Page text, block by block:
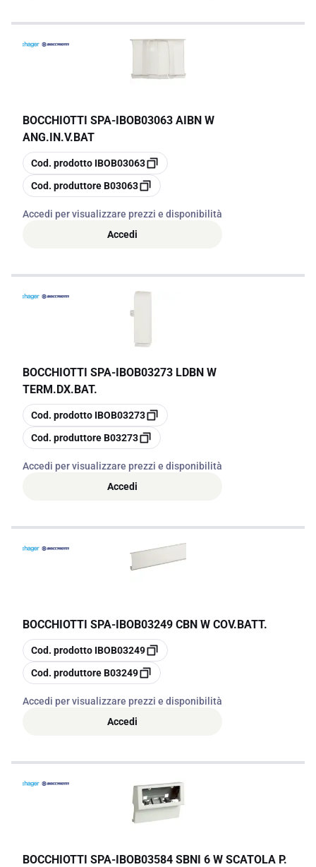
BOCCHIOTTI SPA-IBOB03063 AIBN W
ANG.IN.V.BAT
copia
Cod. prodotto IBOB03063
copia
Cod. produttoreB03063
Accedi per visualizzare prezzi e disponibilità
Accedi
BOCCHIOTTI SPA-IBOB03273 LDBN W
TERM.DX.BAT.
copia
Cod. prodotto IBOB03273
copia
Cod. produttoreB03273
Accedi per visualizzare prezzi e disponibilità
Accedi
BOCCHIOTTI SPA-IBOB03249 CBN W COV.BATT.
copia
Cod. prodotto IBOB03249
copia
Cod. produttoreB03249
Accedi per visualizzare prezzi e disponibilità
Accedi
BOCCHIOTTI SPA-IBOB03584 SBNI 6 W SCATOLA P.